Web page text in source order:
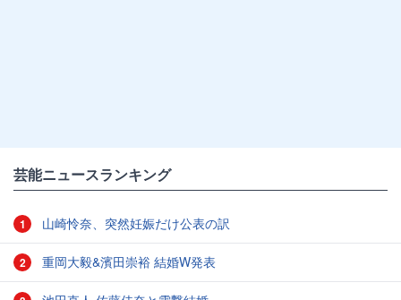
芸能ニュースランキング
1 山崎怜奈、突然妊娠だけ公表の訳
2 重岡大毅&濱田崇裕 結婚W発表